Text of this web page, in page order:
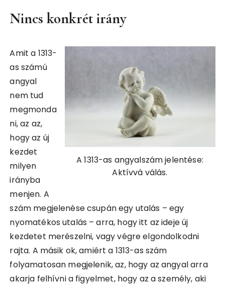
Nincs konkrét irány
A 1313-as angyalszám jelentése:
Aktívvá válás.
Amit a 1313-
as számú
angyal
nem tud
megmonda
ni, az az,
hogy az új
kezdet
milyen
irányba
menjen. A
szám megjelenése csupán egy utalás – egy
nyomatékos utalás – arra, hogy itt az ideje új
kezdetet merészelni, vagy végre elgondolkodni
rajta. A másik ok, amiért a 1313-as szám
folyamatosan megjelenik, az, hogy az angyal arra
akarja felhívni a figyelmet, hogy az a személy, aki